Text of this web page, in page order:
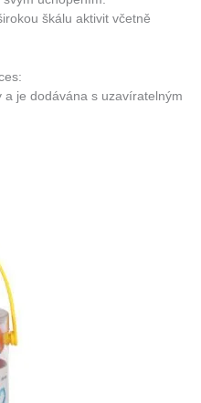
škálu aktivit včetně
je dodávána s uzavíratelným